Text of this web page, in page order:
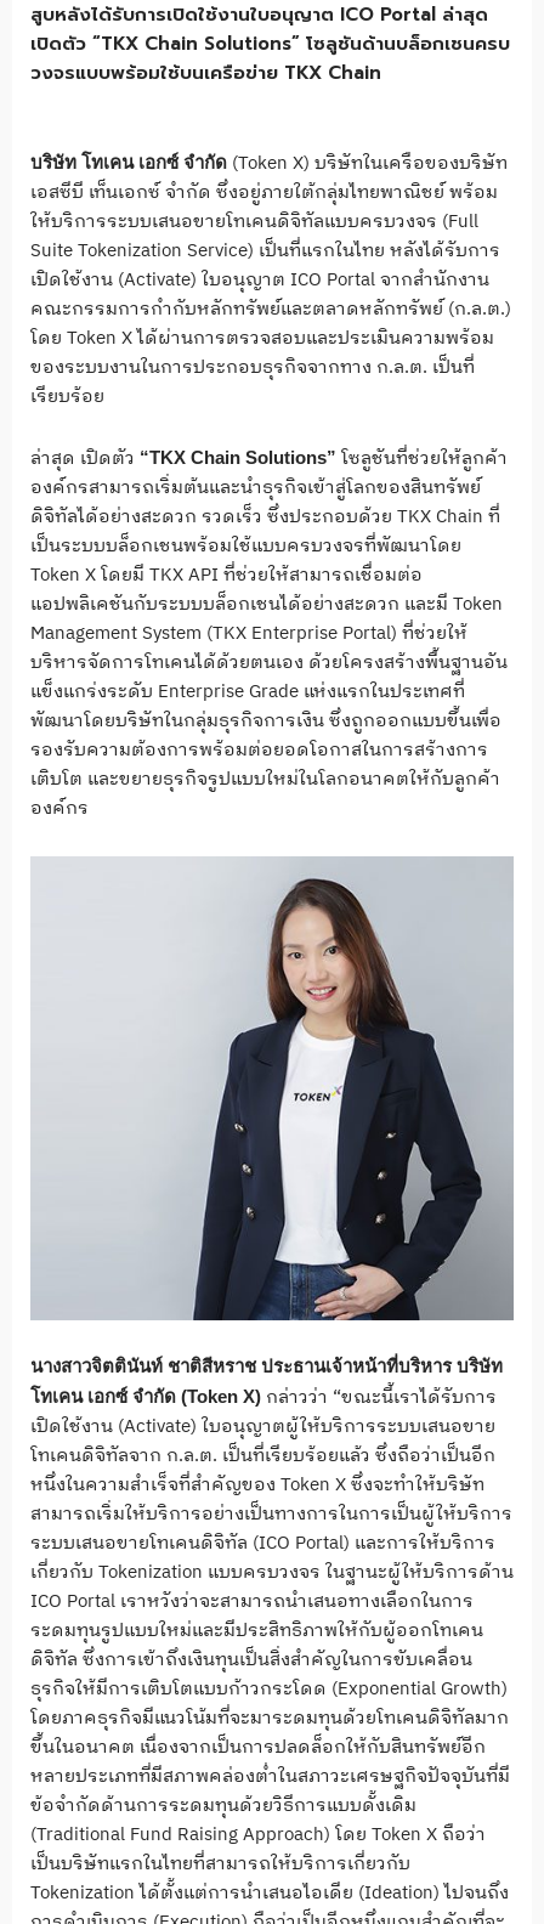
สูบหลังได้รับการเปิดใช้งานใบอนุญาต ICO Portal ล่าสุด
เปิดตัว “TKX Chain Solutions” โซลูชันด้านบล็อกเชนครบ
วงจรแบบพร้อมใช้บนเครือข่าย TKX Chain
บริษัท โทเคน เอกซ์ จำกัด (Token X) บริษัทในเครือของบริษัท
เอสซีบี เท็นเอกซ์ จำกัด ซึ่งอยู่ภายใต้กลุ่มไทยพาณิชย์ พร้อม
ให้บริการระบบเสนอขายโทเคนดิจิทัลแบบครบวงจร (Full
Suite Tokenization Service) เป็นที่แรกในไทย หลังได้รับการ
เปิดใช้งาน (Activate) ใบอนุญาต ICO Portal จากสำนักงาน
คณะกรรมการกำกับหลักทรัพย์และตลาดหลักทรัพย์ (ก.ล.ต.)
โดย Token X ได้ผ่านการตรวจสอบและประเมินความพร้อม
ของระบบงานในการประกอบธุรกิจจากทาง ก.ล.ต. เป็นที่
เรียบร้อย
ล่าสุด เปิดตัว “TKX Chain Solutions” โซลูชันที่ช่วยให้ลูกค้า
องค์กรสามารถเริ่มต้นและนำธุรกิจเข้าสู่โลกของสินทรัพย์
ดิจิทัลได้อย่างสะดวก รวดเร็ว ซึ่งประกอบด้วย TKX Chain ที่
เป็นระบบบล็อกเชนพร้อมใช้แบบครบวงจรที่พัฒนาโดย
Token X โดยมี TKX API ที่ช่วยให้สามารถเชื่อมต่อ
แอปพลิเคชันกับระบบบล็อกเชนได้อย่างสะดวก และมี Token
Management System (TKX Enterprise Portal) ที่ช่วยให้
บริหารจัดการโทเคนได้ด้วยตนเอง ด้วยโครงสร้างพื้นฐานอัน
แข็งแกร่งระดับ Enterprise Grade แห่งแรกในประเทศที่
พัฒนาโดยบริษัทในกลุ่มธุรกิจการเงิน ซึ่งถูกออกแบบขึ้นเพื่อ
รองรับความต้องการพร้อมต่อยอดโอกาสในการสร้างการ
เติบโต และขยายธุรกิจรูปแบบใหม่ในโลกอนาคตให้กับลูกค้า
องค์กร
นางสาวจิตตินันท์ ชาติสีหราช ประธานเจ้าหน้าที่บริหาร บริษัท
โทเคน เอกซ์ จำกัด (Token X) กล่าวว่า “ขณะนี้เราได้รับการ
เปิดใช้งาน (Activate) ใบอนุญาตผู้ให้บริการระบบเสนอขาย
โทเคนดิจิทัลจาก ก.ล.ต. เป็นที่เรียบร้อยแล้ว ซึ่งถือว่าเป็นอีก
หนึ่งในความสำเร็จที่สำคัญของ Token X ซึ่งจะทำให้บริษัท
สามารถเริ่มให้บริการอย่างเป็นทางการในการเป็นผู้ให้บริการ
ระบบเสนอขายโทเคนดิจิทัล (ICO Portal) และการให้บริการ
เกี่ยวกับ Tokenization แบบครบวงจร ในฐานะผู้ให้บริการด้าน
ICO Portal เราหวังว่าจะสามารถนำเสนอทางเลือกในการ
ระดมทุนรูปแบบใหม่และมีประสิทธิภาพให้กับผู้ออกโทเคน
ดิจิทัล ซึ่งการเข้าถึงเงินทุนเป็นสิ่งสำคัญในการขับเคลื่อน
ธุรกิจให้มีการเติบโตแบบก้าวกระโดด (Exponential Growth)
โดยภาคธุรกิจมีแนวโน้มที่จะมาระดมทุนด้วยโทเคนดิจิทัลมาก
ขึ้นในอนาคต เนื่องจากเป็นการปลดล็อกให้กับสินทรัพย์อีก
หลายประเภทที่มีสภาพคล่องต่ำในสภาวะเศรษฐกิจปัจจุบันที่มี
ข้อจำกัดด้านการระดมทุนด้วยวิธีการแบบดั้งเดิม
(Traditional Fund Raising Approach) โดย Token X ถือว่า
เป็นบริษัทแรกในไทยที่สามารถให้บริการเกี่ยวกับ
Tokenization ได้ตั้งแต่การนำเสนอไอเดีย (Ideation) ไปจนถึง